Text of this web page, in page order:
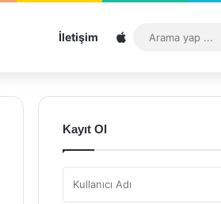
İletişim Sitemap
Kayıt Ol